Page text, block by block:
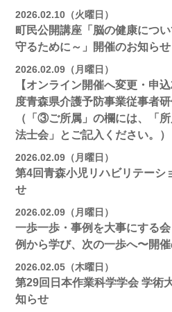
2026.02.10（火曜日）
町民公開講座「脳の健康につ
守るために～」開催のお知らせ
2026.02.09（月曜日）
【オンライン開催へ変更・申
度青森県介護予防事業従事者
（「③ご所属」の欄には、「
法士会」とご記入ください。）
2026.02.09（月曜日）
第4回青森小児リハビリテーシ
せ
2026.02.09（月曜日）
一歩一歩・事例を大事にする
例から学び、次の一歩へ〜開
2026.02.05（木曜日）
第29回日本作業科学学会 学術
知らせ